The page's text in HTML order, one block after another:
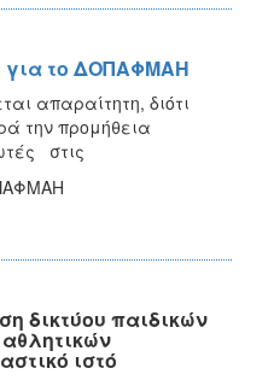
το ΔΟΠΑΦΜΑΗ
απαραίτητη, διότι
την προμήθεια
στις
δικτύου παιδικών
ιστό